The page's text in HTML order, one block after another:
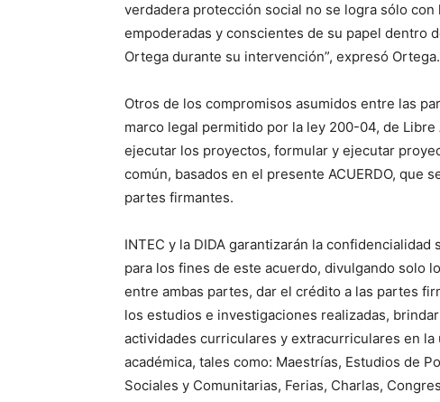
verdadera protección social no se logra sólo
empoderadas y conscientes de su papel dentro
Ortega durante su intervención”, expresó Ortega.
Otros de los compromisos asumidos entre las
marco legal permitido por la ley 200-04, de
ejecutar los proyectos, formular y ejecutar
común, basados en el presente ACUERDO, que
partes firmantes.
INTEC y la DIDA garantizarán la
para los fines de este acuerdo, divulgando solo
entre ambas partes, dar el crédito a las partes
los estudios e investigaciones realizadas,
actividades curriculares y extracurriculares en
académica, tales como: Maestrías, Estudios de
Sociales y Comunitarias, Ferias, Charlas,